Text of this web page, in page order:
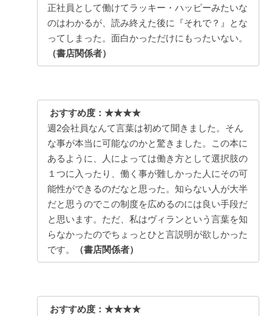
正社員として働けてラッキー・ハッピーみたいな
のはわかるが、読み終えた後に『それで？』とな
ってしまった。面白かっただけにもったいない。
（書店関係者）
おすすめ度：★★★★
週2会社員なんて言葉は初めて聞きました。そん
な事が本当に可能なのかと驚きました。この本に
あるように、人によっては働き方として選択肢の
１つに入ったり、働く事が難しかった人にその可
能性ができるのだなと思った。知らない人が大半
だと思うのでこの制度を広めるのには良い手段だ
と思います。ただ、私はヴィランという言葉を知
らなかったのでちょっとひと言説明が欲しかった
です。
（書店関係者）
おすすめ度：★★★★